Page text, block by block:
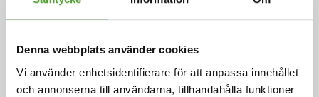
Denna webbplats använder cookies
Vi använder enhetsidentifierare för att anpassa innehållet
och annonserna till användarna, tillhandahålla funktioner
Adam Cederwall Baidori utsedd till
på Algol Chemicals